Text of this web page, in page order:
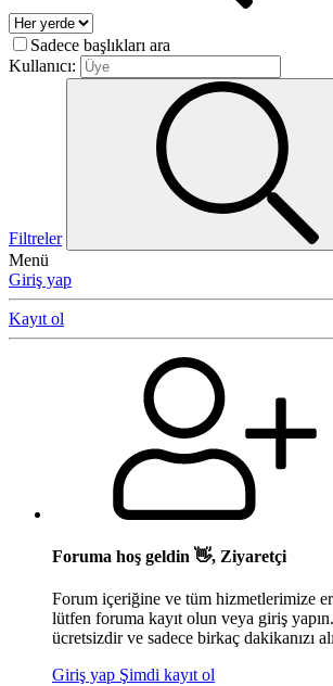
Sadece başlıkları ara
Kullanıcı:
Filtreler
Menü
Giriş yap
Kayıt ol
Foruma hoş geldin 👋, Ziyaretçi
Forum içeriğine ve tüm hizmetlerimize
lütfen foruma kayıt olun veya giriş
ücretsizdir ve sadece birkaç dakikanızı
Giriş yap Şimdi kayıt ol